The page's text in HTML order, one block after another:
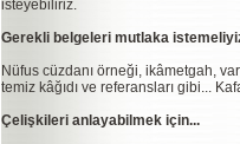
isteyebiliriz.
Gerekli belgeleri mutlaka
Nüfus cüzdanı örneği, ikâmetgah,
temiz kâğıdı ve referansları gibi...
Çelişkileri anlayabilmek için...